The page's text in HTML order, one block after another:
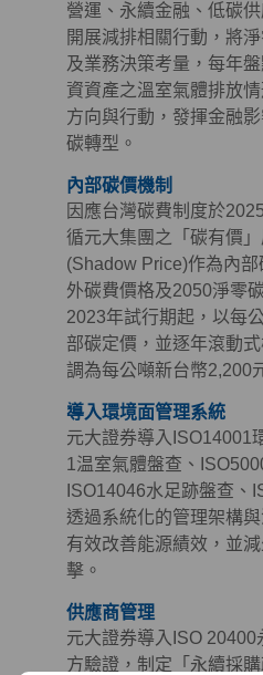
營運、永續金融、低碳
開展減排相關行動，將
及業務決策考量，每年
資資產之溫室氣體排放
方向與行動，發揮金融
碳轉型。
內部碳價機制
因應台灣碳費制度於
循元大集團之「碳有價
(Shadow Price)作為內
外碳費價格及2050淨零
2023年試行期起，以每
部碳定價，並逐年滾動
調為每公噸新台幣2,200
導入環境面管理系統
元大證券導入ISO14001
1温室氣體盤查、
ISO14046水足跡盤查、
透過系統化的管理架構
有效改善能源績效，並
擊。
供應商管理
元大證券導入ISO
方驗證，制定「永續採